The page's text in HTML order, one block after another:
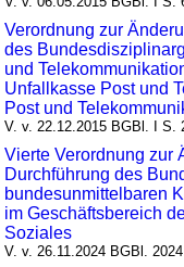
Verordnung zur
des
und
Unfallkasse Post und
Post und
V. v. 22.12.2015 BGBl. I S.
Vierte Verordnung zur
Durchführung des
bundesunmittelbaren
im Geschäftsbereich
Soziales
V. v. 26.11.2024 BGBl.